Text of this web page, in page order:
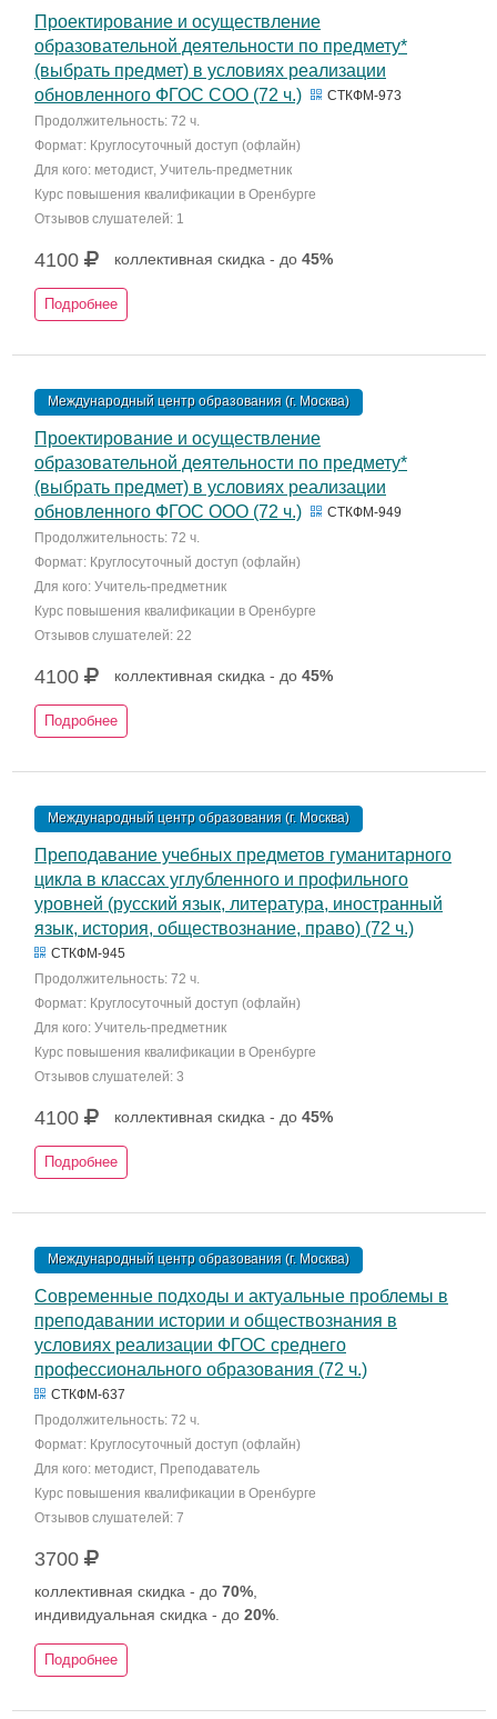
Проектирование и осуществление
образовательной деятельности по предмету*
(выбрать предмет) в условиях реализации
обновленного ФГОС СОО (72 ч.)
СТКФМ-973
Продолжительность: 72 ч.
Формат: Круглосуточный доступ (офлайн)
Для кого: методист, Учитель-предметник
Курс повышения квалификации в Оренбурге
Отзывов слушателей: 1
4100 коллективная скидка - до 45%
Подробнее
Международный центр образования (г. Москва)
Проектирование и осуществление
образовательной деятельности по предмету*
(выбрать предмет) в условиях реализации
обновленного ФГОС ООО (72 ч.)
СТКФМ-949
Продолжительность: 72 ч.
Формат: Круглосуточный доступ (офлайн)
Для кого: Учитель-предметник
Курс повышения квалификации в Оренбурге
Отзывов слушателей: 22
4100 коллективная скидка - до 45%
Подробнее
Международный центр образования (г. Москва)
Преподавание учебных предметов гуманитарного
цикла в классах углубленного и профильного
уровней (русский язык, литература, иностранный
язык, история, обществознание, право) (72 ч.)
СТКФМ-945
Продолжительность: 72 ч.
Формат: Круглосуточный доступ (офлайн)
Для кого: Учитель-предметник
Курс повышения квалификации в Оренбурге
Отзывов слушателей: 3
4100 коллективная скидка - до 45%
Подробнее
Международный центр образования (г. Москва)
Современные подходы и актуальные проблемы в
преподавании истории и обществознания в
условиях реализации ФГОС среднего
профессионального образования (72 ч.)
СТКФМ-637
Продолжительность: 72 ч.
Формат: Круглосуточный доступ (офлайн)
Для кого: методист, Преподаватель
Курс повышения квалификации в Оренбурге
Отзывов слушателей: 7
3700
коллективная скидка - до 70%
индивидуальная скидка - до 20%
Подробнее